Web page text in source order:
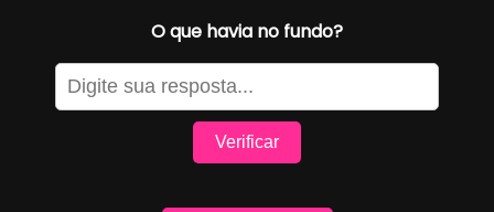
O que havia no fundo?
Verificar